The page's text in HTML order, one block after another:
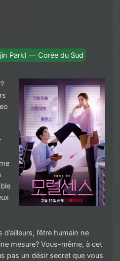
Park) — Corée du Sud
l’être humain ne
mesure? Vous-même, à cet
pas un désir secret que vous